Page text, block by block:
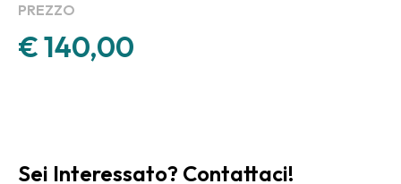
PREZZO
€ 140,00
Sei Interessato? Contattaci!